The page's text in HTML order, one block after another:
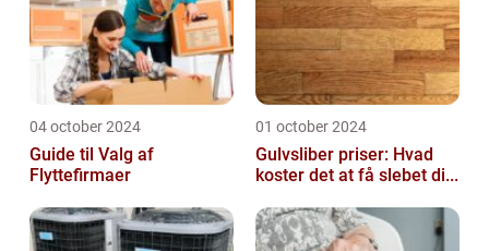
04 october 2024
Guide til Valg af
Flyttefirmaer
01 october 2024
Gulvsliber priser: Hvad
koster det at få slebet di...